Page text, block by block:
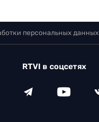
персональных данных
RTVI в соцсетях